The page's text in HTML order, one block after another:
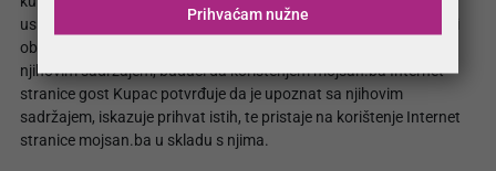
uslova poslovanja i Izjave o privatnosti, te se gost Kupac poziva i
obavezuje da se prije nastavka procesa kupovine upozna sa
njihovim sadržajem, budući da korištenjem mojsan.ba Internet
stranice gost Kupac potvrđuje da je upoznat sa njihovim
sadržajem, iskazuje prihvat istih, te pristaje na korištenje Internet
stranice mojsan.ba u skladu s njima.
Prihvaćam nužne